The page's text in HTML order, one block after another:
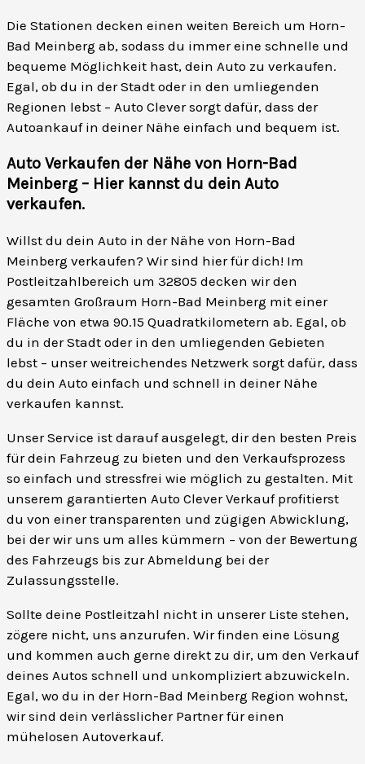
Die Stationen decken einen weiten Bereich um Horn-
Bad Meinberg ab, sodass du immer eine schnelle und
bequeme Möglichkeit hast, dein Auto zu verkaufen.
Egal, ob du in der Stadt oder in den umliegenden
Regionen lebst – Auto Clever sorgt dafür, dass der
Autoankauf in deiner Nähe einfach und bequem ist.
Auto Verkaufen der Nähe von Horn-Bad
Meinberg – Hier kannst du dein Auto
verkaufen.
Willst du dein Auto in der Nähe von Horn-Bad
Meinberg verkaufen? Wir sind hier für dich! Im
Postleitzahlbereich um 32805 decken wir den
gesamten Großraum Horn-Bad Meinberg mit einer
Fläche von etwa 90.15 Quadratkilometern ab. Egal, ob
du in der Stadt oder in den umliegenden Gebieten
lebst – unser weitreichendes Netzwerk sorgt dafür, dass
du dein Auto einfach und schnell in deiner Nähe
verkaufen kannst.
Unser Service ist darauf ausgelegt, dir den besten Preis
für dein Fahrzeug zu bieten und den Verkaufsprozess
so einfach und stressfrei wie möglich zu gestalten. Mit
unserem garantierten Auto Clever Verkauf profitierst
du von einer transparenten und zügigen Abwicklung,
bei der wir uns um alles kümmern – von der Bewertung
des Fahrzeugs bis zur Abmeldung bei der
Zulassungsstelle.
Sollte deine Postleitzahl nicht in unserer Liste stehen,
zögere nicht, uns anzurufen. Wir finden eine Lösung
und kommen auch gerne direkt zu dir, um den Verkauf
deines Autos schnell und unkompliziert abzuwickeln.
Egal, wo du in der Horn-Bad Meinberg Region wohnst,
wir sind dein verlässlicher Partner für einen
mühelosen Autoverkauf.